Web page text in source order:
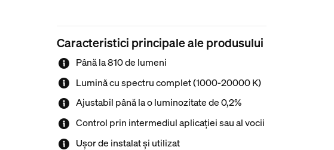
Caracteristici principale ale produsului
Până la 810 de lumeni
Lumină cu spectru complet (1000-20000 K)
Ajustabil până la o luminozitate de 0,2%
Control prin intermediul aplicației sau al vocii
Ușor de instalat și utilizat